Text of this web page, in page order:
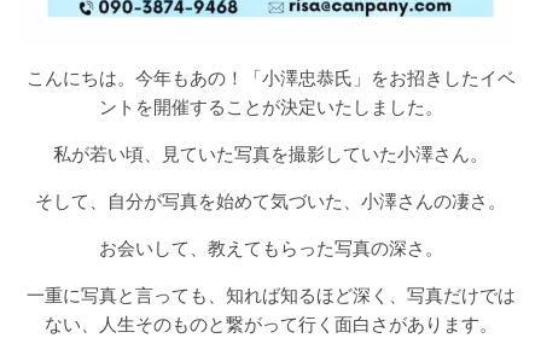
こんにちは。今年もあの！「小澤忠恭氏」をお招きしたイベ
ントを開催することが決定いたしました。
私が若い頃、見ていた写真を撮影していた小澤さん。
そして、自分が写真を始めて気づいた、小澤さんの凄さ。
お会いして、教えてもらった写真の深さ。
一重に写真と言っても、知れば知るほど深く、写真だけでは
ない、人生そのものと繋がって行く面白さがあります。